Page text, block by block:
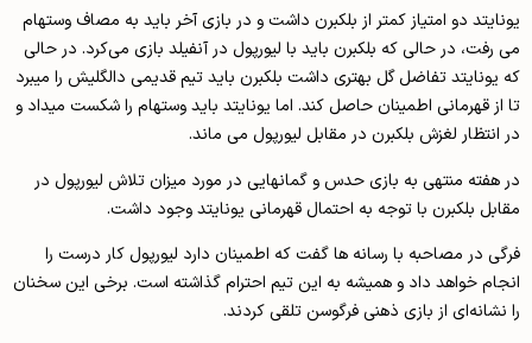
یونایتد دو امتیاز کمتر از بلکبرن داشت و در بازی آخر باید به مصاف وستهام
می رفت، در حالی که بلکبرن باید با لیورپول در آنفیلد بازی می‌کرد. در حالی
که یونایتد تفاضل گل بهتری داشت بلکبرن باید تیم قدیمی دالگلیش را میبرد
تا از قهرمانی اطمینان حاصل کند. اما یونایتد باید وستهام را شکست میداد و
در انتظار لغزش بلکبرن در مقابل لیورپول می ماند.
در هفته منتهی به بازی حدس و گمانهایی در مورد میزان تلاش لیورپول در
مقابل بلکبرن با توجه به احتمال قهرمانی یونایتد وجود داشت.
فرگی در مصاحبه با رسانه ها گفت که اطمینان دارد لیورپول کار درست را
انجام خواهد داد و همیشه به این تیم احترام گذاشته است. برخی این سخنان
را نشانه‌ای از بازی ذهنی فرگوسن تلقی کردند.